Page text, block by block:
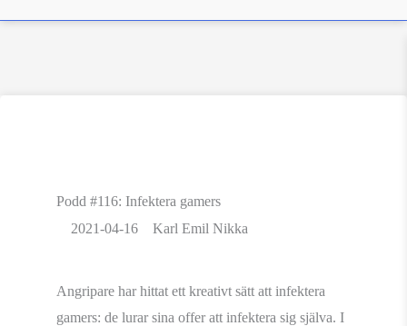
Podd #116: Infektera gamers
2021-04-16
Karl Emil Nikka
Angripare har hittat ett kreativt sätt att infektera
gamers: de lurar sina offer att infektera sig själva. I